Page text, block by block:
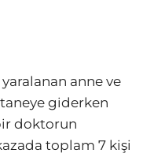
anne ve
giderken
doktorun
toplam 7 kişi